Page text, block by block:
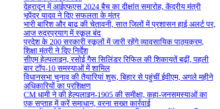
देहरादून में आईएफएस 2024 बैच का दीक्षांत समारोह, केंद्रीय मंत्री
भूपेंद्र यादव ने दिए सफलता के मंत्र
भारी बारिश और बाढ़ की चेतावनी, सात जिलों में प्रशासन हाई अलर्ट पर,
आज रुद्रप्रयाग में स्कूल बंद
प्रदेश के 200 सरकारी स्कूलों में जारी रहेंगे व्यावसायिक पाठ्यक्रम,
शिक्षा मंत्री ने दिए निर्देश
सीएम हेल्पलाइन, रसोई गैस सिलिंडर रिफिल की शिकायतें बढ़ीं, पहली
बार टॉप-10 समस्याओं में शामिल
विधानसभा चुनाव की तैयारियां शुरू, बिहार से पहुंचीं ईवीएम, अगले महीने
अधिकारियों का प्रशिक्षण
CM धामी ने की हेल्पलाइन-1905 की समीक्षा, कहा-जनसमस्याओं का
एक सप्ताह में करें समाधान, वरना सख्त कार्रवाई